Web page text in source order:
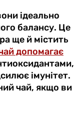
ідеально
балансу. Це
ще й містить
допомагає
імунітет.
чай, якщо ви